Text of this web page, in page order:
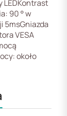
LEDKontrast
90 ° w
5msGniazda
VESA
około